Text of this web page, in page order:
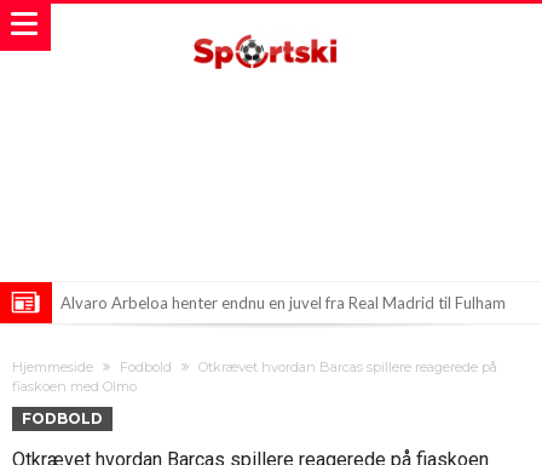
Alvaro Arbeloa henter endnu en juvel fra Real Madrid til Fulham
Panikken på Anfield: Er en af Liverpools stjernespillere på vej væk?
Hjemmeside Fodbold
Otkrævet hvordan Barcas spillere reagerede på
fiaskoen med Olmo
FODBOLD
Otkrævet hvordan Barcas spillere reagerede på fiaskoen